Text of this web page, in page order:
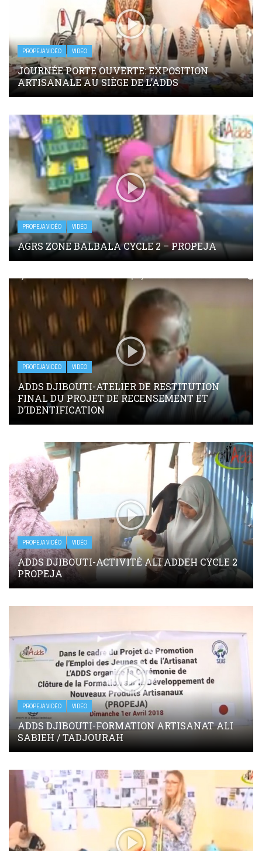
PROPEJA VIDÉO VIDÉO
JOURNÉE PORTE OUVERTE: EXPOSITION
ARTISANALE AU SIÈGE DE L’ADDS
PROPEJA VIDÉO VIDÉO
AGRS ZONE BALBALA CYCLE 2 – PROPEJA
PROPEJA VIDÉO VIDÉO
ADDS DJIBOUTI-ATELIER DE RESTITUTION
FINAL DU PROJET DE RECENSEMENT ET
D’IDENTIFICATION
PROPEJA VIDÉO VIDÉO
ADDS DJIBOUTI-ACTIVITÉ ALI ADDEH CYCLE 2
PROPEJA
PROPEJA VIDÉO VIDÉO
ADDS DJIBOUTI-FORMATION ARTISANAT ALI
SABIEH / TADJOURAH